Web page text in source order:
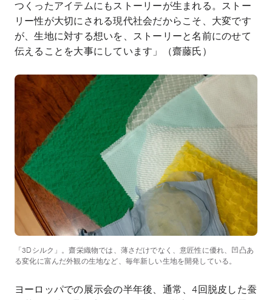
つくったアイテムにもストーリーが生まれる。ストー
リー性が大切にされる現代社会だからこそ、大変です
が、生地に対する想いを、ストーリーと名前にのせて
伝えることを大事にしています」（齋藤氏）
「3Dシルク」。齋栄織物では、薄さだけでなく、意匠性に優れ、凹凸あ
る変化に富んだ外観の生地など、毎年新しい生地を開発している。
ヨーロッパでの展示会の半年後、通常、4 回脱皮した蚕